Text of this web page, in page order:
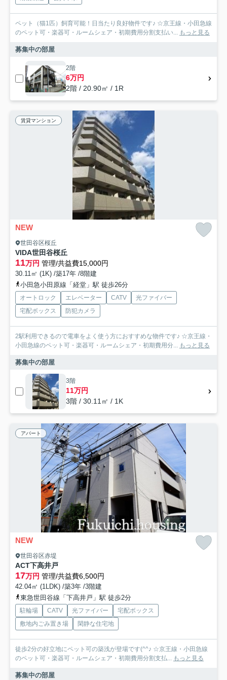
ペット（猫1匹）飼育可能！日当たり良好物件です♪ ☆京王線・小田急線
のペット可・楽器可・ルームシェア・初期費用分割支払い... もっと見る
募集中の部屋
2階
6万円
2階 / 20.90㎡ / 1R
賃貸マンション
NEW
世田谷区桜丘
VIDA世田谷桜丘
11万円 管理/共益費15,000円
30.11㎡ (1K) /築17年 /8階建
小田急小田原線「経堂」駅 徒歩26分
オートロック エレベーター CATV
光ファイバー
宅配ボックス
防犯カメラ
2駅利用できるので電車をよく使う方におすすめな物件です♪ ☆京王線・
小田急線のペット可・楽器可・ルームシェア・初期費用分... もっと見る
募集中の部屋
3階
11万円
3階 / 30.11㎡ / 1K
アパート
NEW
世田谷区赤堤
ACT下高井戸
17万円 管理/共益費6,500円
42.04㎡ (1LDK) /築3年 /3階建
東急世田谷線「下高井戸」駅 徒歩2分
駐輪場 CATV 光ファイバー
宅配ボックス
敷地内ごみ置き場
閑静な住宅地
徒歩2分の好立地にペット可の築浅が登場です(^^♪ ☆京王線・小田急線
のペット可・楽器可・ルームシェア・初期費用分割支払... もっと見る
募集中の部屋